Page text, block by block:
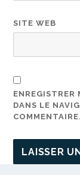
SITE WEB
DANS LE
COMMENTAIRE.